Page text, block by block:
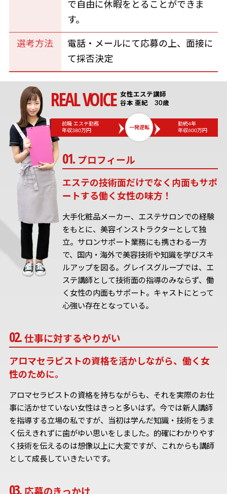
で自由に休暇をとることができま
す。
選考方法
電話・メールにて応募の上、面接に
て採否決定
女性エステ講師
谷本 亜紀 30歳
前職 エステ勤務
年収380万円
一発逆転
勤続4年
年収600万円
プロフィール
エステの技術面だけでなく内面もサポ
ートする働く女性の味方！
大手化粧品メーカー、エステサロンでの経験
をもとに、美容インストラクターとして独
立。サロンサポート業務にも携さわる一方
で、国内・海外で美容技術や知識を学びスキ
ルアップを図る。グレイスグループでは、エ
ステ講師として技術面の指導のみならず、働
く女性の内面もサポート。キャストにとって
心強い存在となっている。
仕事に対するやりがい
アロマセラピストの資格を活かしながら、働く女
性のために。
アロマセラピストの資格を持ちながらも、それを実際のお仕
事に活かせていない女性はきっと多いはず。今では新人講師
を指導する立場の私ですが、当初は学んだ知識・技術をうま
く伝えきれずに歯がゆい思いをしました。的確にわかりやす
く技術を伝えるのは想像以上に大変ですが、これからも講師
として成長していきたいです。